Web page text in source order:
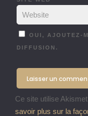
OUI, AJOUTEZ-
DIFFUSION.
Ce site utilise
savoir plus sur la